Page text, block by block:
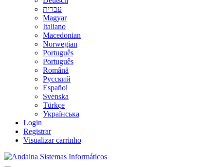
עברית
Magyar
Italiano
Macedonian
Norwegian
Português
Português
Română
Русский
Español
Svenska
Türkçe
Українська
Login
Registrar
Visualizar carrinho